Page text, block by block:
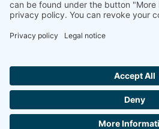
뉴스레
터
회
사
임프린
트
데이
Hallo ich bin